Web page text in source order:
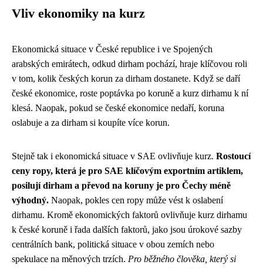
Vliv ekonomiky na kurz
Ekonomická situace v České republice i ve Spojených
arabských emirátech, odkud dirham pochází, hraje klíčovou roli
v tom, kolik českých korun za dirham dostanete. Když se daří
české ekonomice, roste poptávka po koruně a kurz dirhamu k ní
klesá. Naopak, pokud se české ekonomice nedaří, koruna
oslabuje a za dirham si koupíte více korun.
Stejně tak i ekonomická situace v SAE ovlivňuje kurz. Rostoucí
ceny ropy, která je pro SAE klíčovým exportním artiklem,
posilují dirham a převod na koruny je pro Čechy méně
výhodný. Naopak, pokles cen ropy může vést k oslabení
dirhamu. Kromě ekonomických faktorů ovlivňuje kurz dirhamu
k české koruně i řada dalších faktorů, jako jsou úrokové sazby
centrálních bank, politická situace v obou zemích nebo
spekulace na měnových trzích. Pro běžného člověka, který si